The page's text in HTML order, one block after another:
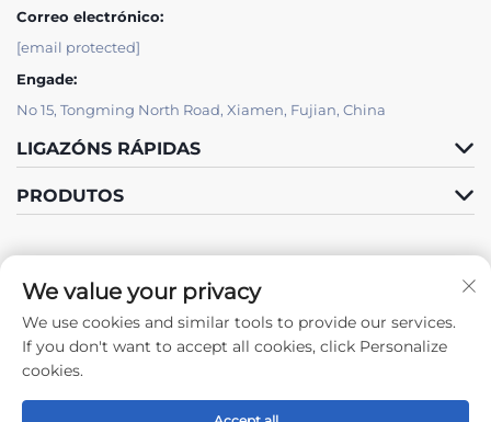
Correo electrónico:
[email protected]
Engade:
No 15, Tongming North Road, Xiamen, Fujian, China
LIGAZÓNS RÁPIDAS
PRODUTOS
Síguenos
We value your privacy
We use cookies and similar tools to provide our services.
If you don't want to accept all cookies, click Personalize
cookies.